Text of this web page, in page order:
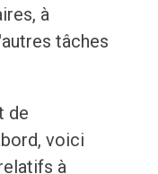
à
tâches
de
voici
à